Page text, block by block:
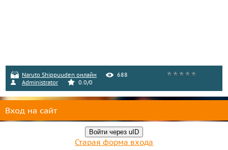
Naruto Shippuuden онлайн
688
Administrator
0.0/0
Вход на сайт
Войти через uID
Старая форма входа